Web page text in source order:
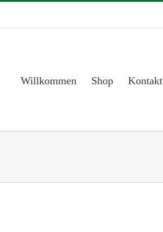
Willkommen Shop Kontakt